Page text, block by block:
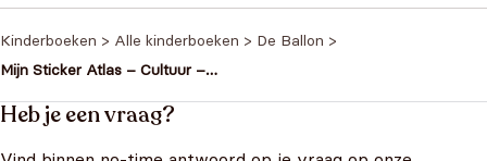
Kinderboeken > Alle kinderboeken > De Ballon >
Mijn Sticker Atlas – Cultuur –
Heb je een vraag?